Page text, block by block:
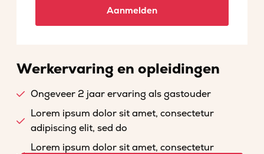
Aanmelden
Werkervaring en opleidingen
Ongeveer 2 jaar ervaring als gastouder
Lorem ipsum dolor sit amet, consectetur
adipiscing elit, sed do
Lorem ipsum dolor sit amet, consectetur